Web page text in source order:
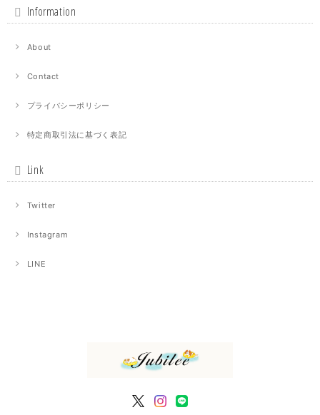
Information
About
Contact
プライバシーポリシー
特定商取引法に基づく表記
Link
Twitter
Instagram
LINE